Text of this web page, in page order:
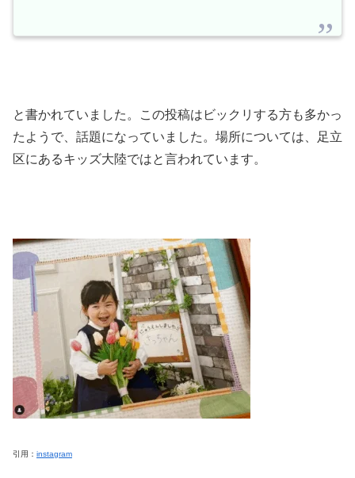
と書かれていました。この投稿はビックリする方も多かっ
たようで、話題になっていました。場所については、足立
区にあるキッズ大陸ではと言われています。
引用： instagram